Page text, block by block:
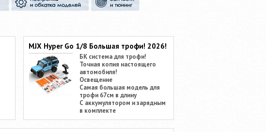
MJX Hyper Go 1/8 Большая трофи! 2026!
БК система для трофи!
Точная копия настоящего
автомобиля!
Освещение
Самая большая модель для
трофи 67см в длину
С аккумулятором и зарядным
в комплекте